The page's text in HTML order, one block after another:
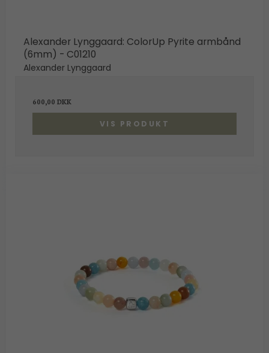
Alexander Lynggaard: ColorUp Pyrite armbånd
(6mm) - C01210
Alexander Lynggaard
600,00 DKK
VIS PRODUKT